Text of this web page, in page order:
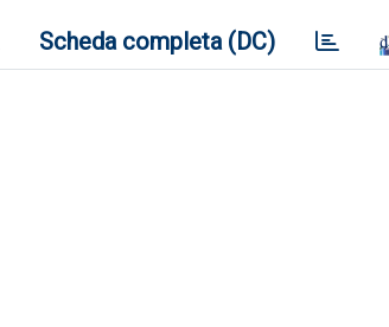
Scheda completa (DC)